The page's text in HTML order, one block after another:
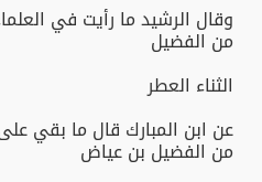
وقال الرشيد ما رأيت في
من الفضيل
الثناء العطر
عن ابن المبارك قال ما بقي
من الفضيل بن عياض